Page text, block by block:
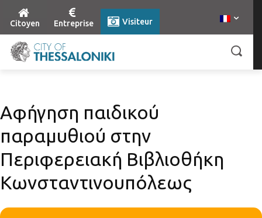
Citoyen Entreprise Visiteur
Αφήγηση παιδικού
παραμυθιού στην
Περιφερειακή Βιβλιοθήκη
Κωνσταντινουπόλεως